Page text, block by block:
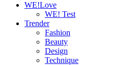
WE!Love
WE! Test
Trender
Fashion
Beauty
Design
Technique